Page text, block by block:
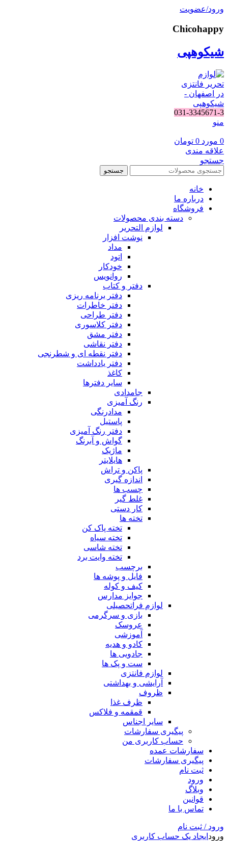
ورود/عضویت
Chicohappy
شیکوهپی
031-3345671-3
منو
0 مورد 0 تومان
علاقه مندی
جستجو
جستجو
خانه
درباره ما
فروشگاه
دسته بندی محصولات
لوازم التحریر
نوشت افزار
مداد
اتود
خودکار
روانویس
دفتر و کتاب
دفتر برنامه ریزی
دفتر خاطرات
دفتر طراحی
دفتر کلاسوری
دفتر مشق
دفتر نقاشی
دفتر نقطه ای و شطرنجی
دفتر یادداشت
کاغذ
سایر دفترها
جامدادی
رنگ آمیزی
مدادرنگی
پاستیل
دفتر رنگ آمیزی
گواش و آبرنگ
ماژیک
هایلایتر
پاکن و تراش
اندازه گیری
چسب ها
غلط گیر
کار دستی
تخته ها
تخته پاک کن
تخته سیاه
تخته شاسی
تخته وایت برد
برچسب
فایل و پوشه ها
کیف و کوله
جوایز مدارس
لوازم فراتحصیلی
بازی و سرگرمی
عروسک
آموزشی
کادو و هدیه
جادویی ها
ست و پک ها
لوازم فانتزی
آرایشی و بهداشتی
ظروف
ظرف غذا
قمقمه و فلاکس
سایر اجناس
پیگیری سفارشات
حساب کاربری من
سفارشات عمده
پیگیری سفارشات
ثبت نام
ورود
وبلاگ
قوانین
تماس با ما
ورود / ثبت نام
ورود ایجاد یک حساب کاربری